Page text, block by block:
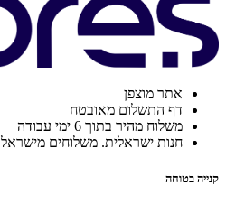
אתר מוצפן
דף התשלום מאובטח
משלוח מהיר בתוך 6 ימי עבודה
חנות ישראלית. משלוחים מישראל
קנייה בטוחה